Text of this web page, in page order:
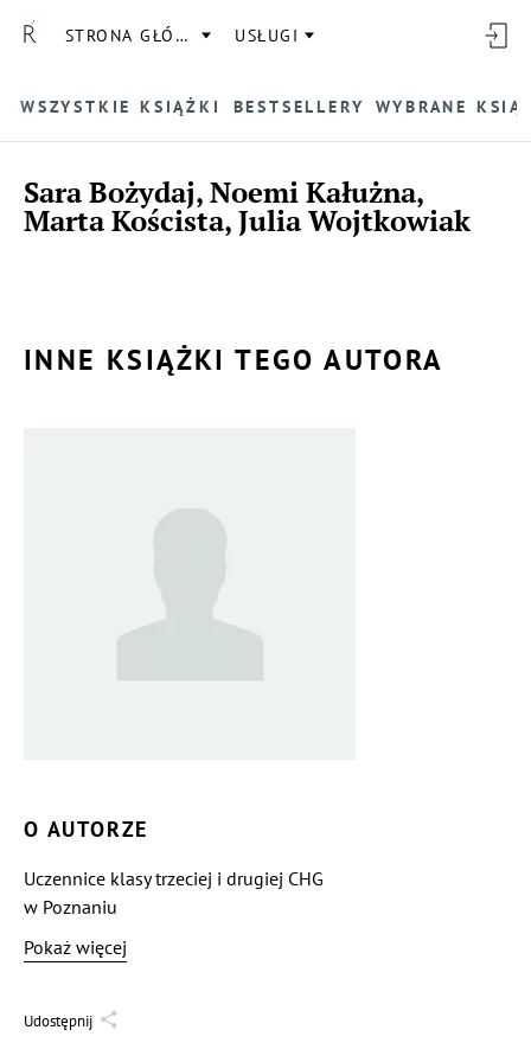
STRONA GŁÓWNA USŁUGI
WSZYSTKIE KSIĄŻKI BESTSELLERY WYBRANE
Sara Bożydaj, Noemi Kałużna,
Marta Koścista, Julia Wojtkowiak
INNE KSIĄŻKI TEGO AUTORA
O AUTORZE
Uczennice klasy trzeciej i drugiej CHG
w Poznaniu
Pokaż więcej
Udostępnij